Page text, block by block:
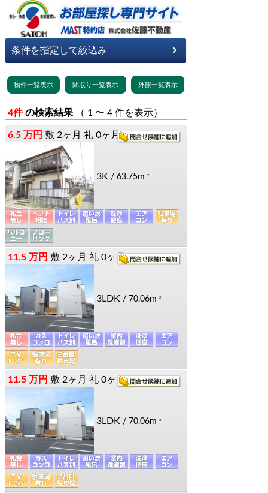
4件 の検索結果 （ 1 〜 4 件を表示）
6.5 万円 敷 2ヶ月 礼 0ヶ月
3K / 63.75m 2
11.5 万円 敷 2ヶ月 礼 0ヶ月
3LDK / 70.06m 2
11.5 万円 敷 2ヶ月 礼 0ヶ月
3LDK / 70.06m 2